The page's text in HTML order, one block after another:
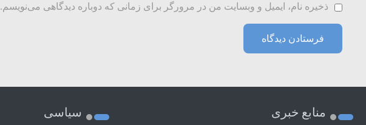
ذخیره نام، ایمیل و وبسایت من در مرورگر برای زمانی که دوباره دیدگاهی می‌نویسم.
منابع خبری سیاسی